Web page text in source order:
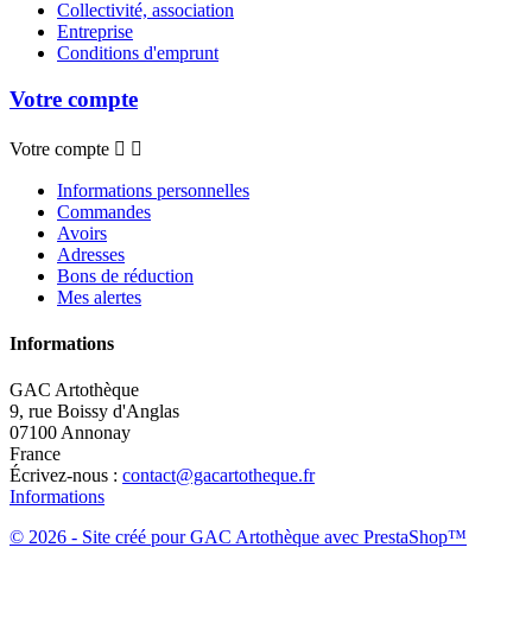
Collectivité, association
Entreprise
Conditions d'emprunt
Votre compte
Votre compte  
Informations personnelles
Commandes
Avoirs
Adresses
Bons de réduction
Mes alertes
Informations
GAC Artothèque
9, rue Boissy d'Anglas
07100 Annonay
France
Écrivez-nous : contact@gacartotheque.fr
Informations
© 2026 - Site créé pour GAC Artothèque avec PrestaShop™